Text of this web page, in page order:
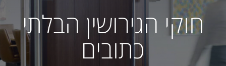
חוקי הגירושין הבלתי
כתובים